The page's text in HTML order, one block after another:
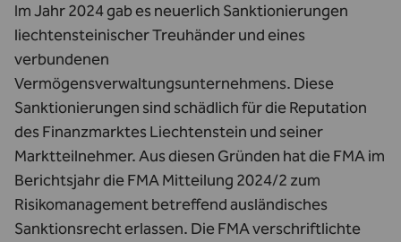
Im Jahr 2024 gab es neuerlich Sanktionierungen
liechtensteinischer Treuhänder und eines
verbundenen
Vermögensverwaltungsunternehmens. Diese
Sanktionierungen sind schädlich für die Reputation
des Finanzmarktes Liechtenstein und seiner
Marktteilnehmer. Aus diesen Gründen hat die FMA im
Berichtsjahr die FMA Mitteilung 2024/2 zum
Risikomanagement betreffend ausländisches
Sanktionsrecht erlassen. Die FMA verschriftlichte